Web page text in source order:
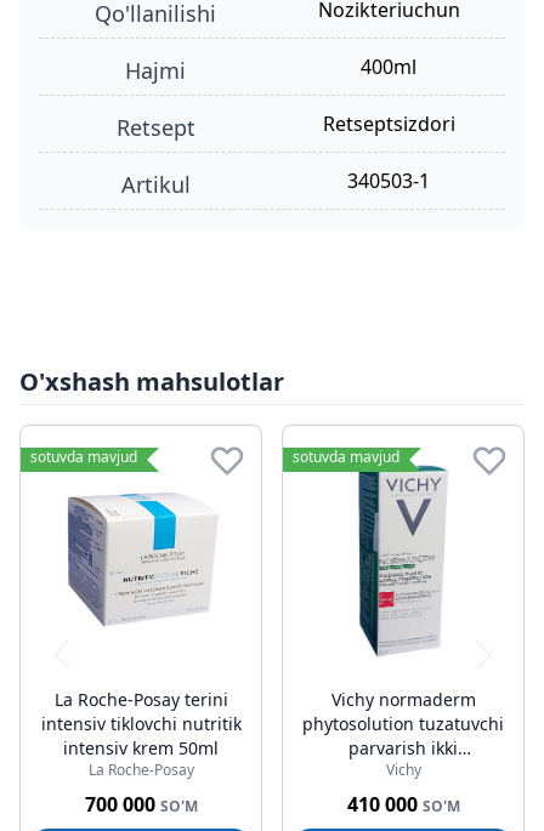
qo'llanilishi nozikteriuchun
hajmi 400ml
retsept retseptsizdori
Artikul 340503-1
O'xshash mahsulotlar
sotuvda mavjud
La Roche-Posay terini
intensiv tiklovchi nutritik
intensiv krem 50ml
La Roche-Posay
700 000 SO'M
sotuvda mavjud
Vichy normaderm
phytosolution tuzatuvchi
parvarish ikki
tomonlama 50ml
Vichy
410 000 SO'M